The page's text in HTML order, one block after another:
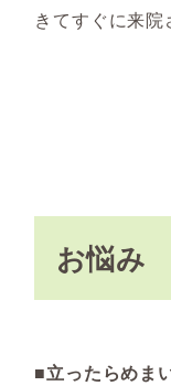
きてすぐに来院
お悩み
■立ったらめま